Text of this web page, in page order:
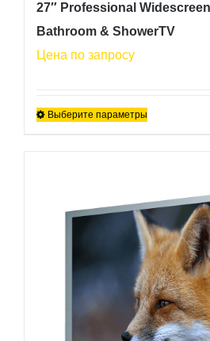
27″ Professional
Bathroom & ShowerTV
Цена по запросу
Выберите параметры
вариаций.
Опции
можно
выбрать
на
странице